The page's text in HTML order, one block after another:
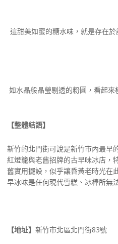
這甜美如蜜的糖水味，就是存在
如水晶般晶瑩剔透的粉圓，看起
【整體結語】
新竹的北門街可說是新竹市內最早
紅燈籠與老舊招牌的古早味冰店，
舊實用擺設，似乎讓昏黃老時光在
早冰味是任何現代雪糕、冰棒所無
【地址】 新竹市北區北門街83號